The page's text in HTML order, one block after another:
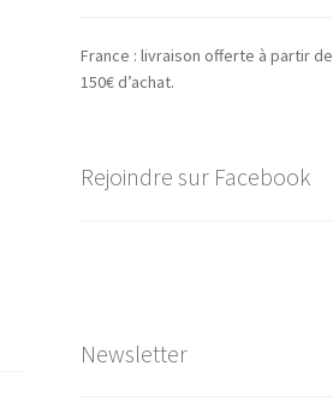
France : livraison offerte à partir de
150€ d’achat.
Rejoindre sur Facebook
Newsletter